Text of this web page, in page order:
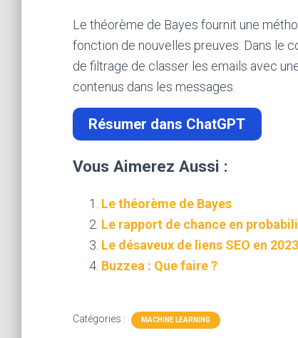
Le théorème de Bayes fournit une
fonction de nouvelles preuves. Dans le
de filtrage de classer les emails avec
contenus dans les messages.
Résumer dans ChatGPT
Vous Aimerez Aussi :
Le théorème de Bayes
Le rapport de chance en
Le désaveux de liens SEO en 2023
Buzzea : Que faire ?
Catégories : MACHINE LEARNING